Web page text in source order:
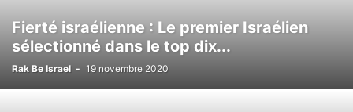
Fierté israélienne : Le premier Israélien
sélectionné dans le top dix...
Rak Be Israel - 19 novembre 2020